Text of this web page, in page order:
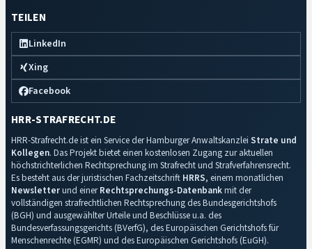
TEILEN
LinkedIn
Xing
Facebook
HRR-STRAFRECHT.DE
HRR-Strafrecht.de ist ein Service der Hamburger Anwaltskanzlei Strate und
Kollegen. Das Projekt bietet einen kostenlosen Zugang zur aktuellen
höchstrichterlichen Rechtsprechung im Strafrecht und Strafverfahrensrecht.
Es besteht aus der juristischen Fachzeitschrift HRRS, einem monatlichen
Newsletterund einerRechtsprechungs-Datenbankmit der
vollständigen strafrechtlichen Rechtsprechung des Bundesgerichtshofs
(BGH) und ausgewählter Urteile und Beschlüsse u.a. des
Bundesverfassungsgerichts (BVerfG), des Europäischen Gerichtshofs für
Menschenrechte (EGMR) und des Europäischen Gerichtshofs (EuGH).